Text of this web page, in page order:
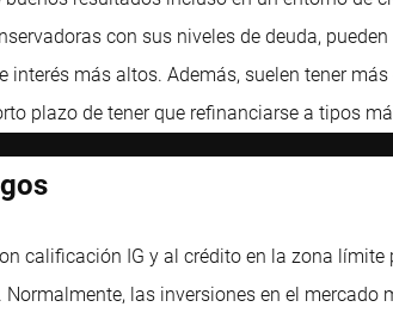
con sus niveles de deuda,
más altos. Además, suelen tener
plazo de tener que refinanciarse a tipos
calificación IG y al crédito en la zona
las inversiones en el mercado